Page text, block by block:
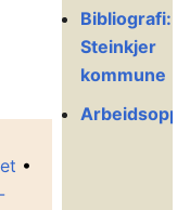
•
Bibliografi:
Steinkjer
kommune